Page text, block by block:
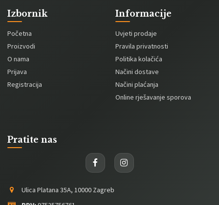
Izbornik
Početna
Proizvodi
O nama
Prijava
Registracija
Informacije
Uvjeti prodaje
Pravila privatnosti
Politika kolačića
Načini dostave
Načini plaćanja
Online rješavanje sporova
Pratite nas
Ulica Platana 35A, 10000 Zagreb